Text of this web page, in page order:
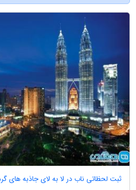
ثبت لحظاتی ناب در لا به لای جاذبه های